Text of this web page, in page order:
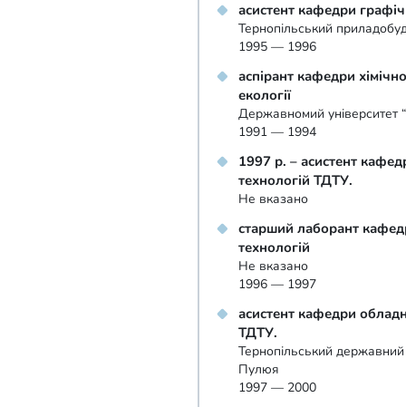
асистент кафедри
Тернопільський
1995 — 1996
аспірант кафедри
екології
Державномий університет
1991 — 1994
1997 р. – асистент
технологій ТДТУ.
Не вказано
старший лаборант
технологій
Не вказано
1996 — 1997
асистент кафедри
ТДТУ.
Тернопільський державний
Пулюя
1997 — 2000